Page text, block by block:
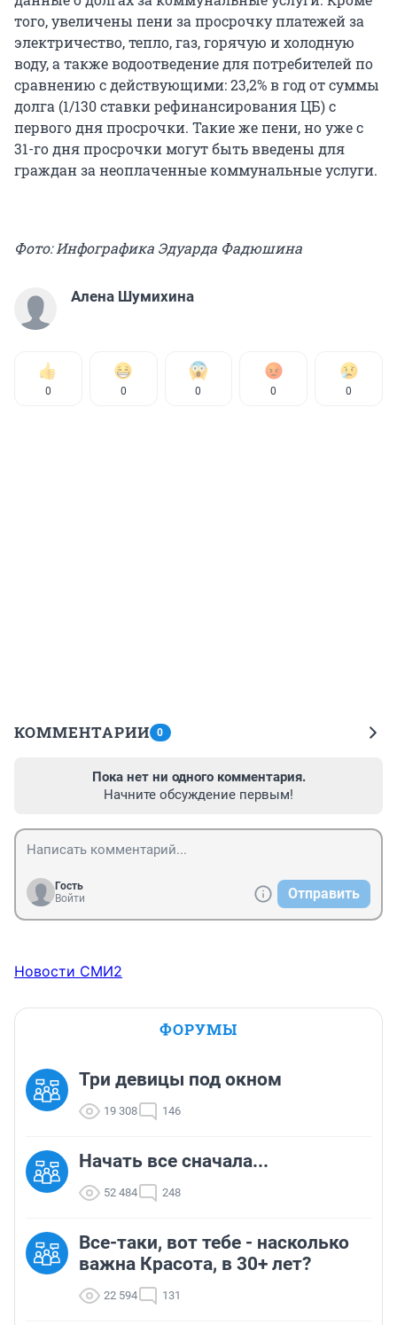
того, увеличены пени за просрочку платежей за
электричество, тепло, газ, горячую и холодную
воду, а также водоотведение для потребителей по
сравнению с действующими: 23,2% в год от суммы
долга (1/130 ставки рефинансирования ЦБ) с
первого дня просрочки. Такие же пени, но уже с
31-го дня просрочки могут быть введены для
граждан за неоплаченные коммунальные услуги.
Фото: Инфографика Эдуарда Фадюшина
Алена Шумихина
0 0 0 0 0
КОММЕНТАРИИ 0
Пока нет ни одного комментария.
Начните обсуждение первым!
Гость
Войти
Отправить
Новости СМИ2
ФОРУМЫ
Три девицы под окном
19 308 146
Начать все сначала...
52 484 248
Все-таки, вот тебе - насколько
важна Красота, в 30+ лет?
22 594 131